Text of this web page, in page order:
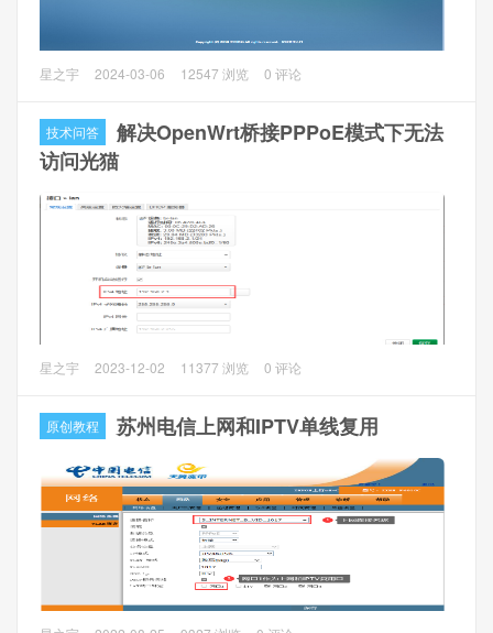
（不行可以填写Internet VLAN ID 11试
试），LAN Port 3或LAN Port 4按照前面网线接的端口可以选
问题描述
iKuai路由器拨号后，发现不能再通过路由器访问光猫后台
了。
问题分析
光猫改桥接后，会把PPPoE的帧直接透传给上行接口，对于
爱快iKuai路由器来说，就像直接用一根网线连接了远端
PPPoE服务器，所以当我们访问192.168.1.1时，数据直接发
送给了远端服务器，所以无法访问光猫。
星之宇 2024-03-06 12547 浏览 0 评论
技术问答
解决OpenWrt桥接PPPoE模式下无法
访问光猫
问题描述
OpenWrt路由器拨号后，发现不能再通过路由器访问光猫后
台了。
问题分析
光猫改桥接后，会把PPPoE的帧直接透传给上行接口，对于
OpenWrt路由器来说，就像直接用一根网线连接了远端
PPPoE服务器，所以当我们访问192.168.1.1时，数据直接发
送给了远端服务器，所以无法访问光猫。
星之宇 2023-12-02 11377 浏览 0 评论
原创教程 苏州电信上网和IPTV单线复用